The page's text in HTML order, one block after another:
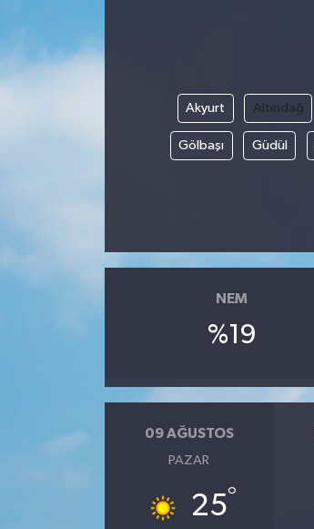
Akyurt Altındağ
Gölbaşı Güdül
NEM
%19
09 AĞUSTOS
PAZAR
25°